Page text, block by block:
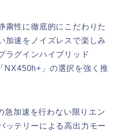
粛性に徹底的にこだわりた
加速をノイズレスで楽しみ
ラグインハイブリッド
NX450h+」の選択を強く推
急加速を行わない限りエン
ッテリーによる高出力モー